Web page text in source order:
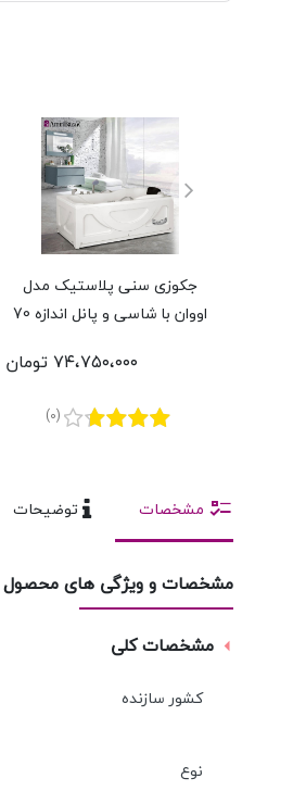
جکوزی سنی پلاستیک مدل
اووان با شاسی و پانل اندازه 70
۷۴،۷۵۰،۰۰۰ تومان
(0)
مشخصات توضیحات
مشخصات و ویژگی های محصول
مشخصات کلی
کشور سازنده
نوع